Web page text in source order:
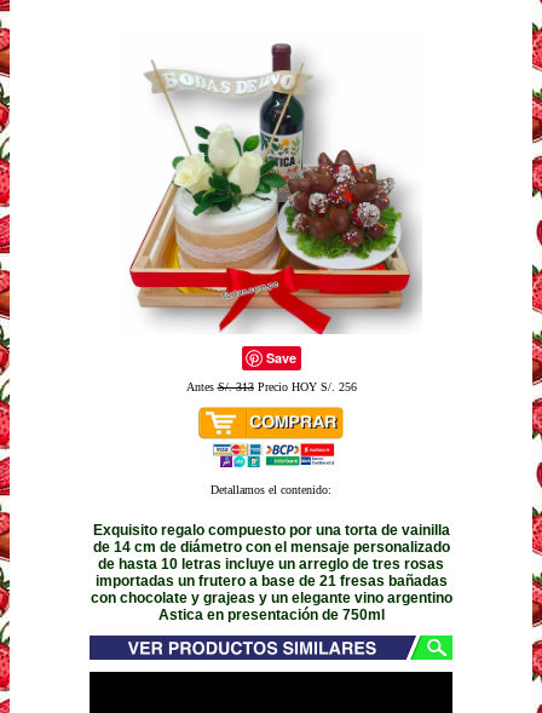
Save
AntesS/. 313Precio HOY S/. 256
Detallamos el contenido:
Exquisito regalo compuesto por una torta de vainilla
de 14 cm de diámetro con el mensaje personalizado
de hasta 10 letras incluye un arreglo de tres rosas
importadas un frutero a base de 21 fresas bañadas
con chocolate y grajeas y un elegante vino argentino
Astica en presentación de 750ml